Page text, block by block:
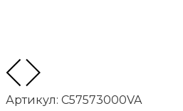
Артикул: C57573000VA